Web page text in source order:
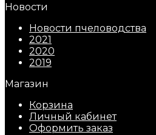
Новости
Новости пчеловодства
2021
2020
2019
Магазин
Корзина
Личный кабинет
Оформить заказ